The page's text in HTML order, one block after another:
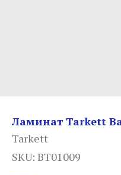
Ламинат Tarkett
Tarkett
SKU: BT01009